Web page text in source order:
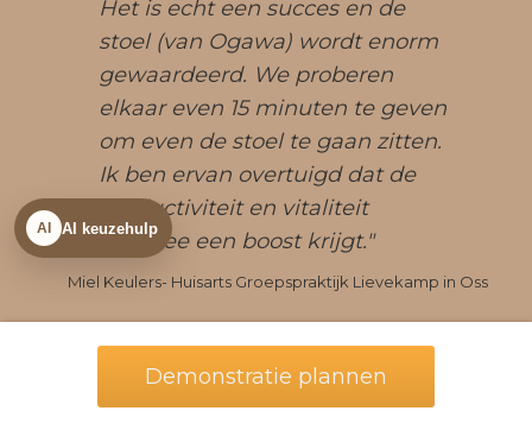
Het is echt een succes en de
stoel (van Ogawa) wordt enorm
gewaardeerd. We proberen
elkaar even 15 minuten te geven
om even de stoel te gaan zitten.
Ik ben ervan overtuigd dat de
productiviteit en vitaliteit
hiermee een boost krijgt."
Miel Keulers- Huisarts Groepspraktijk Lievekamp in Oss
Demonstratie plannen
AI AI keuzehulp